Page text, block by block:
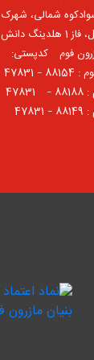
شمالی، شهرک
صنعتی بشل، فاز 1 هلدینگ دانش
بنیان مازرون فوم ⠀کدپستی:
⠀مازرون فوم : 88154 – 47831
⠀تینار فوم : 88188 – 47831⠀